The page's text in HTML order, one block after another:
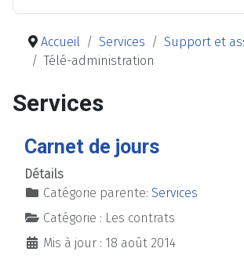
Accueil Services
Support et
Télé-administration
Services
Carnet de jours
Détails
Catégorie parente: Services
Catégorie : Les contrats
Mis à jour : 18 août 2014